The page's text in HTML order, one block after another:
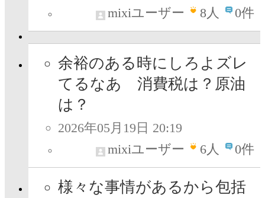
mixiユーザー
8人 0件
余裕のある時にしろよズレ
てるなあ 消費税は？原油
は？
2026年05月19日 20:19
mixiユーザー
6人 0件
様々な事情があるから包括